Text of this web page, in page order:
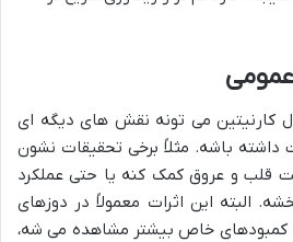
کارنیتین می تونه نقش های دیگه ای
باشه. مثلاً برخی تحقیقات نشون
قلب و عروق کمک کنه یا حتی عملکرد
البته این اثرات معمولاً در دوزهای
با کمبودهای خاص بیشتر مشاهده می شه،